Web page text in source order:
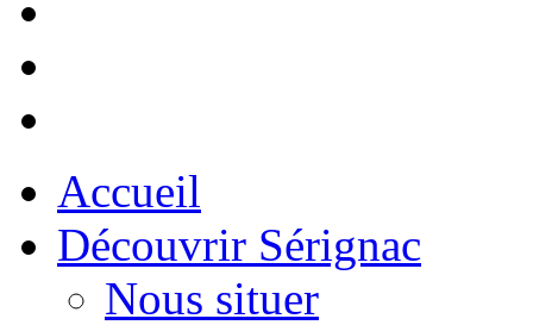
Accueil
Découvrir Sérignac
Nous situer